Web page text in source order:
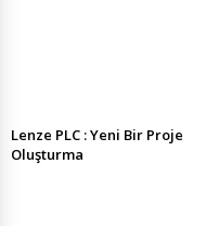
Lenze PLC : Yeni Bir Proje
Oluşturma